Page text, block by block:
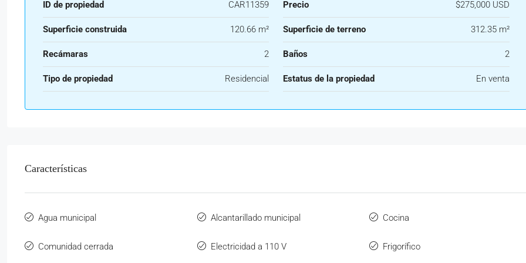
ID de propiedad CAR11359 Precio $275,000 USD
Superficie construida 120.66 m² Superficie de terreno 312.35 m²
Recámaras 2 Baños 2
Tipo de propiedad Residencial Estatus de la propiedad En venta
Características
Agua municipal Alcantarillado municipal Cocina
Comunidad cerrada Electricidad a 110 V Frigorífico